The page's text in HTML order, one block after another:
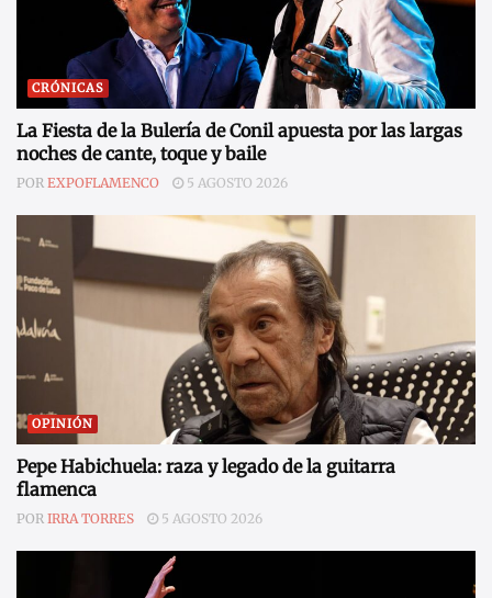
CRÓNICAS
La Fiesta de la Bulería de Conil apuesta por las largas
noches de cante, toque y baile
POR EXPOFLAMENCO 5 AGOSTO 2026
OPINIÓN
Pepe Habichuela: raza y legado de la guitarra
flamenca
POR IRRA TORRES 5 AGOSTO 2026